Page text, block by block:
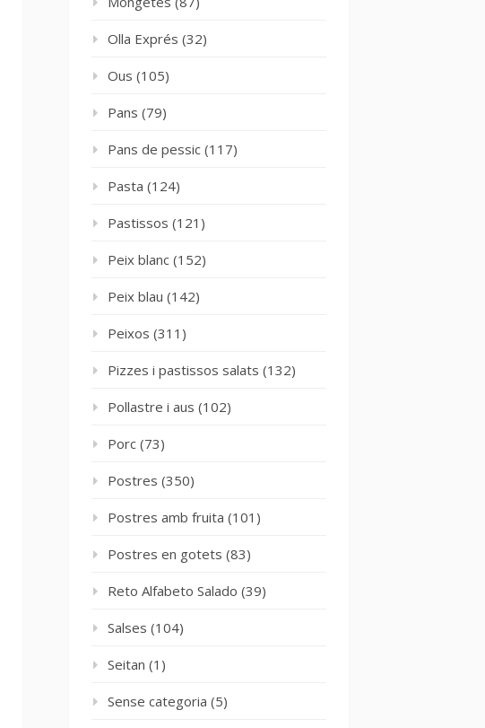
Olla Exprés (32)
Ous (105)
Pans (79)
Pans de pessic (117)
Pasta (124)
Pastissos (121)
Peix blanc (152)
Peix blau (142)
Peixos (311)
Pizzes i pastissos salats (132)
Pollastre i aus (102)
Porc (73)
Postres (350)
Postres amb fruita (101)
Postres en gotets (83)
Reto Alfabeto Salado (39)
Salses (104)
Seitan (1)
Sense categoria (5)